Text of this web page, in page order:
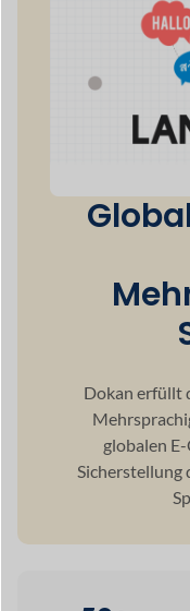
100+
42+
Premium-
60+
120+